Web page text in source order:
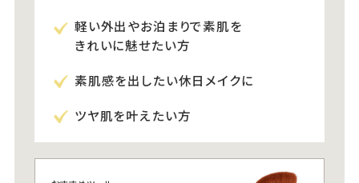
軽い外出やお泊まりで素肌を
きれいに魅せたい方
素肌感を出したい休日メイクに
ツヤ肌を叶えたい方